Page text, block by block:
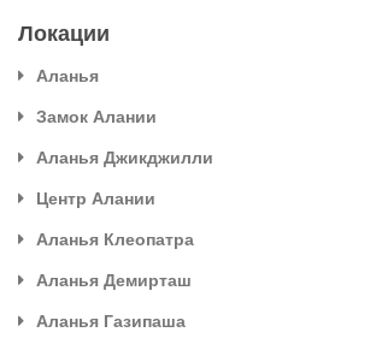
Локации
Аланья
Замок Алании
Аланья Джикджилли
Центр Алании
Аланья Клеопатра
Аланья Демирташ
Аланья Газипаша